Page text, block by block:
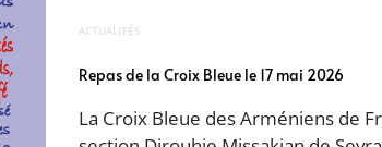
ACTUALITÉS
Repas de la Croix Bleue le 17 mai 2026
La Croix Bleue des Arméniens de